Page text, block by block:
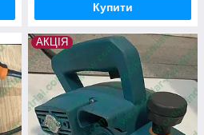
Купити
АКЦІЯ